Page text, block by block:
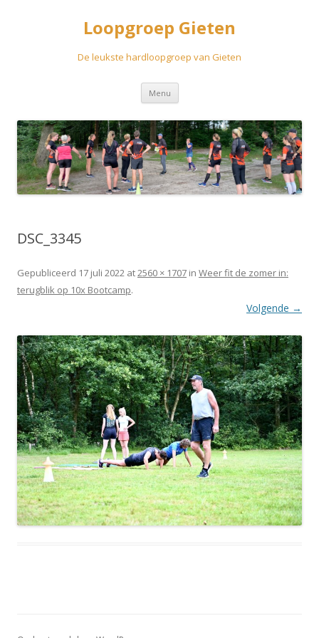
Loopgroep Gieten
De leukste hardloopgroep van Gieten
Menu Spring
inhoud
DSC_3345
Gepubliceerd 17 juli 2022 at2560 × 1707 in Weer fit de zomer in:
terugblik op 10x Bootcamp.
Volgende →